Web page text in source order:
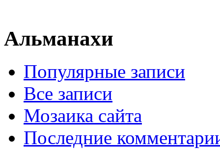
Альманахи
Популярные записи
Все записи
Мозаика сайта
Последние